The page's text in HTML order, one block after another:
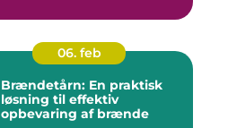
06. feb
Brændetårn: En praktisk
løsning til effektiv
opbevaring af brænde